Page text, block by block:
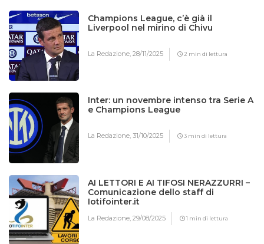
Champions League, c’è già il
Liverpool nel mirino di Chivu
La Redazione,28/11/2025 2 min di lettura
Inter: un novembre intenso tra Serie A
e Champions League
La Redazione,31/10/2025 3 min di lettura
AI LETTORI E AI TIFOSI NERAZZURRI –
Comunicazione dello staff di
Iotifointer.it
La Redazione,29/08/2025 1 min di lettura